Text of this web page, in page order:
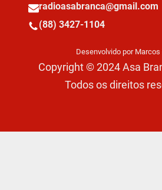
radioasabranca@gmail.com
(88) 3427-1104
Desenvolvido por
Copyright © 2024 Asa
Todos os direitos